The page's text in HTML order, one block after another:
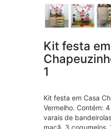
Kit festa
1
Kit festa em Casa
Vermelho. Contém:
varais de
maçã, 3 cogumelos,